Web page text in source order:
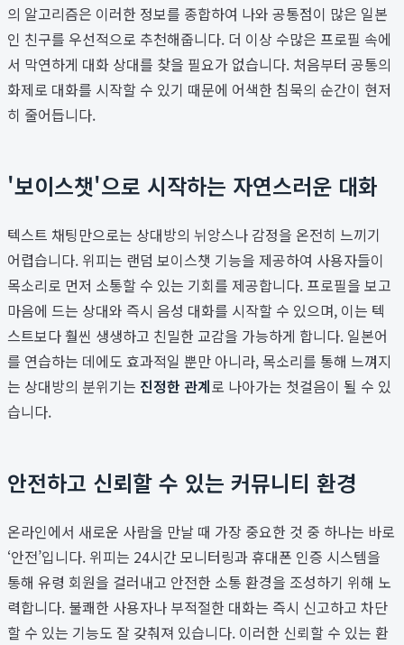
의 알고리즘은 이러한 정보를 종합하여 나와 공통점이 많은 일본
인 친구를 우선적으로 추천해줍니다. 더 이상 수많은 프로필 속에
서 막연하게 대화 상대를 찾을 필요가 없습니다. 처음부터 공통의
화제로 대화를 시작할 수 있기 때문에 어색한 침묵의 순간이 현저
히 줄어듭니다.
'보이스챗'으로 시작하는 자연스러운 대화
텍스트 채팅만으로는 상대방의 뉘앙스나 감정을 온전히 느끼기
어렵습니다. 위피는 랜덤 보이스챗 기능을 제공하여 사용자들이
목소리로 먼저 소통할 수 있는 기회를 제공합니다. 프로필을 보고
마음에 드는 상대와 즉시 음성 대화를 시작할 수 있으며, 이는 텍
스트보다 훨씬 생생하고 친밀한 교감을 가능하게 합니다. 일본어
를 연습하는 데에도 효과적일 뿐만 아니라, 목소리를 통해 느껴지
는 상대방의 분위기는 진정한 관계로 나아가는 첫걸음이 될 수 있
습니다.
안전하고 신뢰할 수 있는 커뮤니티 환경
온라인에서 새로운 사람을 만날 때 가장 중요한 것 중 하나는 바로
‘안전’입니다. 위피는 24시간 모니터링과 휴대폰 인증 시스템을
통해 유령 회원을 걸러내고 안전한 소통 환경을 조성하기 위해 노
력합니다. 불쾌한 사용자나 부적절한 대화는 즉시 신고하고 차단
할 수 있는 기능도 잘 갖춰져 있습니다. 이러한 신뢰할 수 있는 환